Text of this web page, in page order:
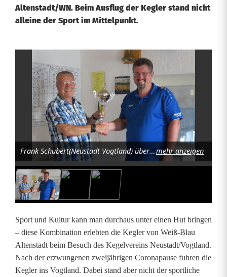
Altenstadt/WN. Beim Ausflug der Kegler stand nicht
alleine der Sport im Mittelpunkt.
u
n
d
u
l
t
Frank Schubert(Neustadt Vogtland) übergibt den Pokal an Matthias Alfery von Weiß-Blau Altenstadt. Foto: Johann Adammehr anzeigen
Sport und Kultur kann man durchaus unter einen Hut bringen
– diese Kombination erlebten die Kegler von Weiß-Blau
Altenstadt beim Besuch des Kegelvereins Neustadt/Vogtland.
Nach der erzwungenen zweijährigen Coronapause fuhren die
Kegler ins Vogtland. Dabei stand aber nicht der sportliche